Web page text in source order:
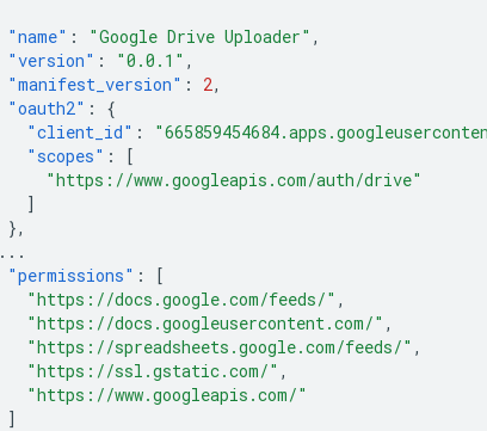
"name" : "Google Drive Uploader" ,
"version" : "0.0.1" ,
"manifest_version" : 2,
"oauth2" :
{
"client_id" :
"scopes" :
[
"https://www.googleapis.com/auth/drive"
]
},
...
"permissions" :
[
"https://docs.google.com/feeds/" ,
"https://docs.googleusercontent.com/" ,
"https://spreadsheets.google.com/feeds/" ,
"https://ssl.gstatic.com/" ,
"https://www.googleapis.com/"
]